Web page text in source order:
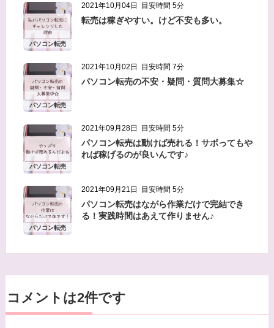
三者に開示・提供することはありません。
個人情報の管理
るために、個人情報保護管理責任者を設置し、
十分な安全保護に努め、 また、個人情報を正確
に、また最新なものに保つよう、 お預かりした
個人情報の適切な管理を行います。
情報内容の照会、修正または削除
当方は、お客様が当社にご提供いただいた個人情
ご本人であることを確認させていただいたうえ
で、合理的な範囲ですみやかに 対応させていた
だきます。
プライバシーに関する意見・苦情・異議申し立て
について
お客様が、当ウェブサイトで掲示した本方針を守
っていないと思われる場合には、お問い合わせを
パソコン転売
2021年10月04日 目安時間 5分
転売は稼ぎやすい。けど不安も多い。
パソコン転売
2021年10月02日 目安時間 7分
パソコン転売の不安・疑問・質問大募集☆
パソコン転売
2021年09月28日 目安時間 5分
パソコン転売は動けば売れる！サボってもや
れば稼げるのが良いんです♪
パソコン転売
2021年09月21日 目安時間 5分
パソコン転売はながら作業だけで完結でき
る！実践時間はあえて作りません♪
コメントは2件です